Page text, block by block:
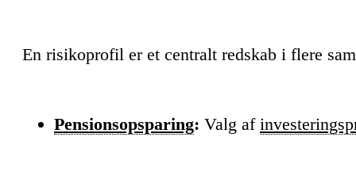
En risikoprofil er et centralt redskab i flere
Pensionsopsparing: Valg af